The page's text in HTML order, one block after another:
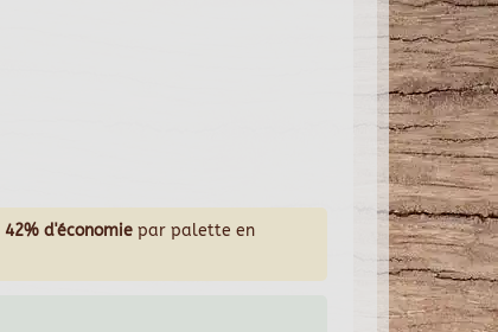
42% d'économie par palette en